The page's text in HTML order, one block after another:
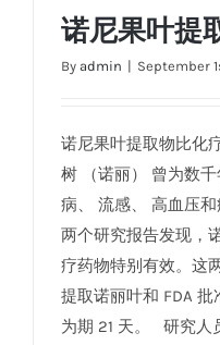
诺尼果
诺尼果叶提
By admin | September
诺尼果叶提取物比化
树 （诺丽） 曾为数
病、 流感、 高血压
两个研究报告发现，
疗药物特别有效。这
提取诺丽叶和 FDA 批
为期 21 天。 研究人